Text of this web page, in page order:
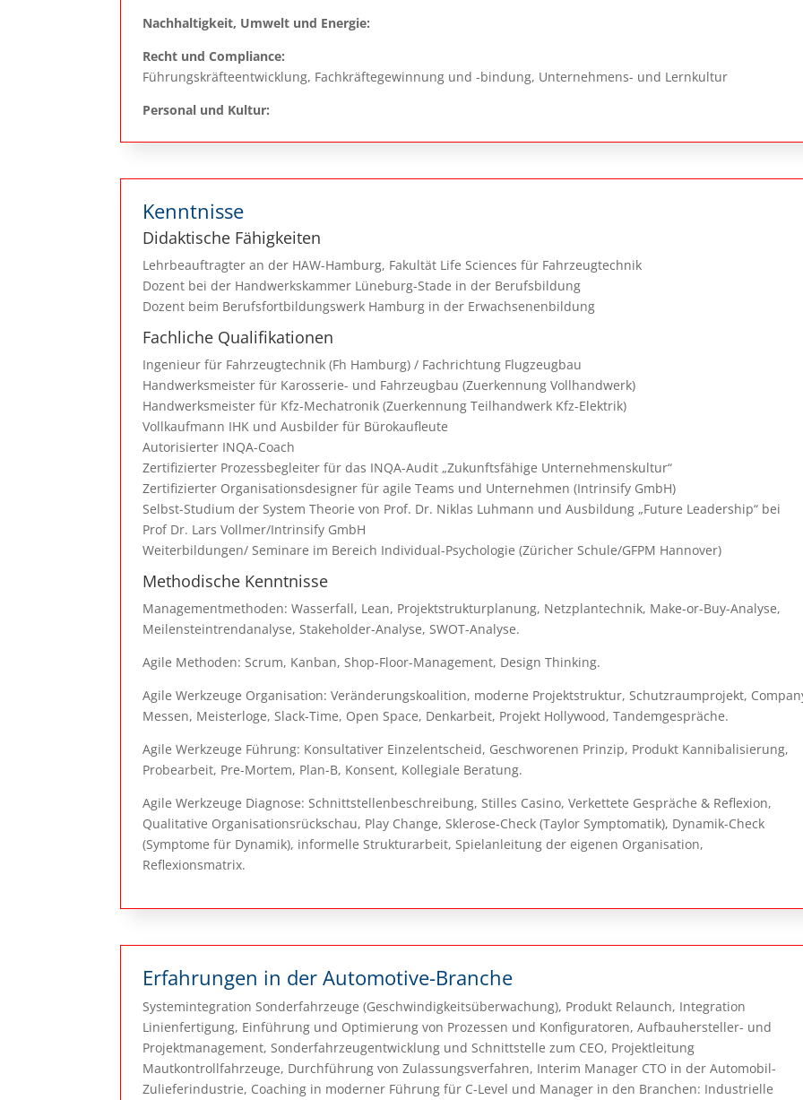
Nachhaltigkeit, Umwelt und Energie:
Recht und Compliance:
Führungskräfteentwicklung, Fachkräftegewinnung und -bindung, Unternehmens- und Lernkultur
Personal und Kultur:
Kenntnisse
Didaktische Fähigkeiten
Lehrbeauftragter an der HAW-Hamburg, Fakultät Life Sciences für Fahrzeugtechnik
Dozent bei der Handwerkskammer Lüneburg-Stade in der Berufsbildung
Dozent beim Berufsfortbildungswerk Hamburg in der Erwachsenenbildung
Fachliche Qualifikationen
Ingenieur für Fahrzeugtechnik (Fh Hamburg) / Fachrichtung Flugzeugbau
Handwerksmeister für Karosserie- und Fahrzeugbau (Zuerkennung Vollhandwerk)
Handwerksmeister für Kfz-Mechatronik (Zuerkennung Teilhandwerk Kfz-Elektrik)
Vollkaufmann IHK und Ausbilder für Bürokaufleute
Autorisierter INQA-Coach
Zertifizierter Prozessbegleiter für das INQA-Audit „Zukunftsfähige Unternehmenskultur“
Zertifizierter Organisationsdesigner für agile Teams und Unternehmen (Intrinsify GmbH)
Selbst-Studium der System Theorie von Prof. Dr. Niklas Luhmann und Ausbildung „Future Leadership“ bei
Prof Dr. Lars Vollmer/Intrinsify GmbH
Weiterbildungen/ Seminare im Bereich Individual-Psychologie (Züricher Schule/GFPM Hannover)
Methodische Kenntnisse
Managementmethoden: Wasserfall, Lean, Projektstrukturplanung, Netzplantechnik, Make-or-Buy-Analyse,
Meilensteintrendanalyse, Stakeholder-Analyse, SWOT-Analyse.
Agile Methoden: Scrum, Kanban, Shop-Floor-Management, Design Thinking.
Agile Werkzeuge Organisation: Veränderungskoalition, moderne Projektstruktur, Schutzraumprojekt,
Messen, Meisterloge, Slack-Time, Open Space, Denkarbeit, Projekt Hollywood, Tandemgespräche.
Agile Werkzeuge Führung: Konsultativer Einzelentscheid, Geschworenen Prinzip, Produkt Kannibalisierung,
Probearbeit, Pre-Mortem, Plan-B, Konsent, Kollegiale Beratung.
Agile Werkzeuge Diagnose: Schnittstellenbeschreibung, Stilles Casino, Verkettete Gespräche & Reflexion,
Qualitative Organisationsrückschau, Play Change, Sklerose-Check (Taylor Symptomatik), Dynamik-Check
(Symptome für Dynamik), informelle Strukturarbeit, Spielanleitung der eigenen Organisation,
Reflexionsmatrix.
Erfahrungen in der Automotive-Branche
Systemintegration Sonderfahrzeuge (Geschwindigkeitsüberwachung), Produkt Relaunch, Integration
Linienfertigung, Einführung und Optimierung von Prozessen und Konfiguratoren, Aufbauhersteller- und
Projektmanagement, Sonderfahrzeugentwicklung und Schnittstelle zum CEO, Projektleitung
Mautkontrollfahrzeuge, Durchführung von Zulassungsverfahren, Interim Manager CTO in der Automobil-
Zulieferindustrie, Coaching in moderner Führung für C-Level und Manager in den Branchen: Industrielle